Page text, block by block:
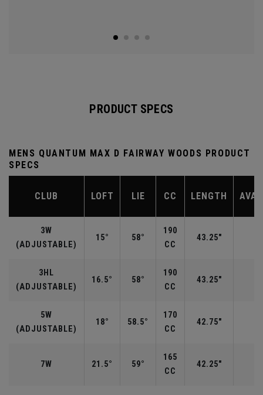
PRODUCT SPECS
MENS QUANTUM MAX D FAIRWAY WOODS PRODUCT
SPECS
CLUB LOFT LIE CC LENGTH
3W
(ADJUSTABLE)
15° 58°
190
CC
43.25"
3HL
(ADJUSTABLE)
16.5° 58°
190
CC
43.25"
5W
(ADJUSTABLE)
18° 58.5°
170
CC
42.75"
7W 21.5° 59°
165
CC
42.25"